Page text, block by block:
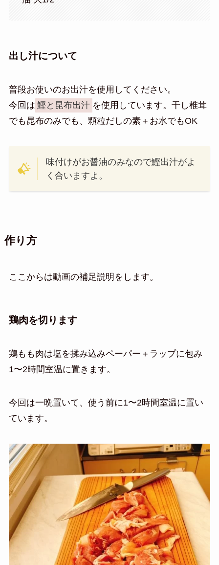
出し汁について
普段お使いのお出汁を使用してください。
今回は 鰹と昆布出汁 を使用しています。干し椎茸
でも昆布のみでも、顆粒だしの素＋お水でもOK
味付けがお醤油のみなので鰹出汁がよ
く合いますよ。
作り方
ここからは動画の補足説明をします。
鶏肉を切ります
鶏もも肉は塩を揉み込みペーパー＋ラップに包み
1〜2時間室温に置きます。
今回は一晩置いて、使う前に1〜2時間室温に置い
ています。